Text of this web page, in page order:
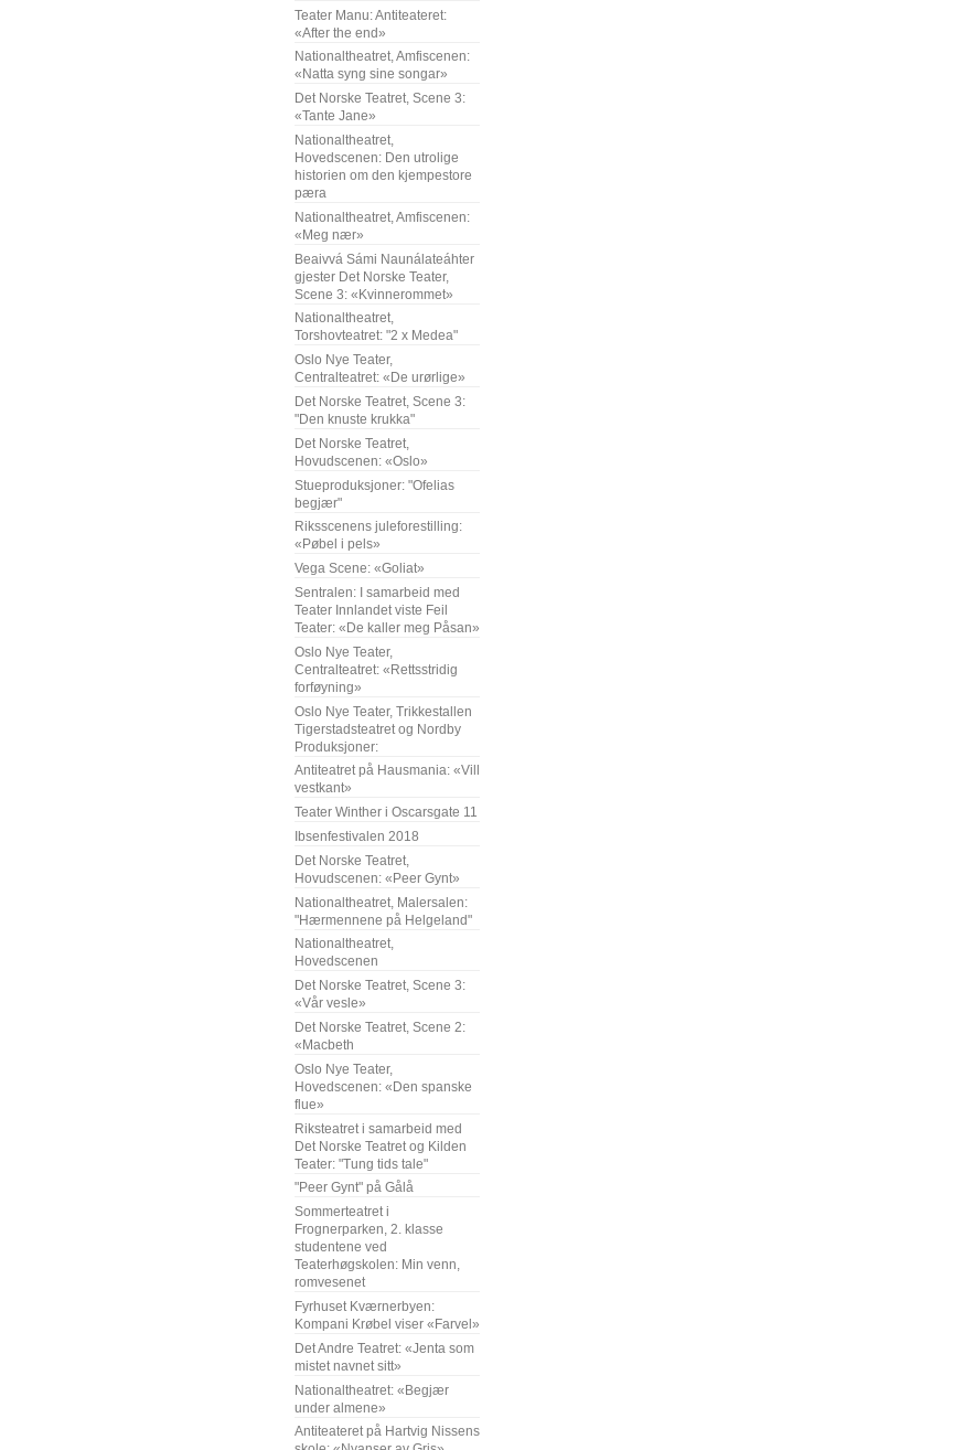
Teater Manu: Antiteateret:
«After the end»
Nationaltheatret, Amfiscenen:
«Natta syng sine songar»
Det Norske Teatret, Scene 3:
«Tante Jane»
Nationaltheatret,
Hovedscenen: Den utrolige
historien om den kjempestore
pæra
Nationaltheatret, Amfiscenen:
«Meg nær»
Beaivvá Sámi Naunálateáhter
gjester Det Norske Teater,
Scene 3: «Kvinnerommet»
Nationaltheatret,
Torshovteatret: "2 x Medea"
Oslo Nye Teater,
Centralteatret: «De urørlige»
Det Norske Teatret, Scene 3:
"Den knuste krukka"
Det Norske Teatret,
Hovudscenen: «Oslo»
Stueproduksjoner: "Ofelias
begjær"
Riksscenens juleforestilling:
«Pøbel i pels»
Vega Scene: «Goliat»
Sentralen: I samarbeid med
Teater Innlandet viste Feil
Teater: «De kaller meg Påsan»
Oslo Nye Teater,
Centralteatret: «Rettsstridig
forføyning»
Oslo Nye Teater, Trikkestallen
Tigerstadsteatret og Nordby
Produksjoner:
Antiteatret på Hausmania: «Vill
vestkant»
Teater Winther i Oscarsgate 11
Ibsenfestivalen 2018
Det Norske Teatret,
Hovudscenen: «Peer Gynt»
Nationaltheatret, Malersalen:
"Hærmennene på Helgeland"
Nationaltheatret,
Hovedscenen
Det Norske Teatret, Scene 3:
«Vår vesle»
Det Norske Teatret, Scene 2:
«Macbeth
Oslo Nye Teater,
Hovedscenen: «Den spanske
flue»
Riksteatret i samarbeid med
Det Norske Teatret og Kilden
Teater: "Tung tids tale"
"Peer Gynt" på Gålå
Sommerteatret i
Frognerparken, 2. klasse
studentene ved
Teaterhøgskolen: Min venn,
romvesenet
Fyrhuset Kværnerbyen:
Kompani Krøbel viser «Farvel»
Det Andre Teatret: «Jenta som
mistet navnet sitt»
Nationaltheatret: «Begjær
under almene»
Antiteateret på Hartvig Nissens